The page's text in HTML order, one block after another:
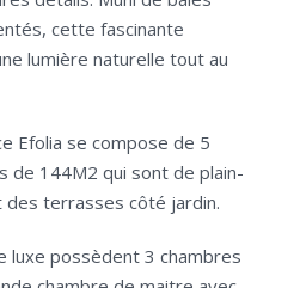
cette fascinante
lumière naturelle tout au
Efolia se compose de 5
de 144M2 qui sont de plain-
terrasses côté jardin.
luxe possèdent 3 chambres